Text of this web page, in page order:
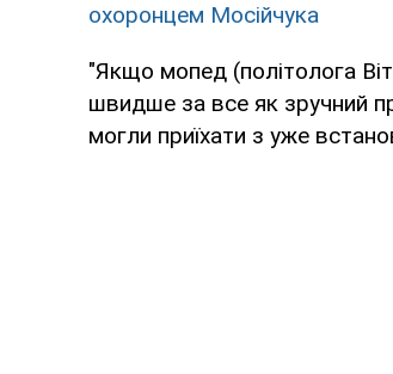
охоронцем Мосійчука
"Якщо мопед (політолога
швидше за все як зручний
могли приїхати з уже